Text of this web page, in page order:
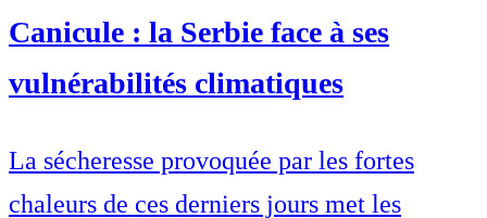
Canicule : la Serbie face à ses
vulnérabilités climatiques
La sécheresse provoquée par les fortes
chaleurs de ces derniers jours met les